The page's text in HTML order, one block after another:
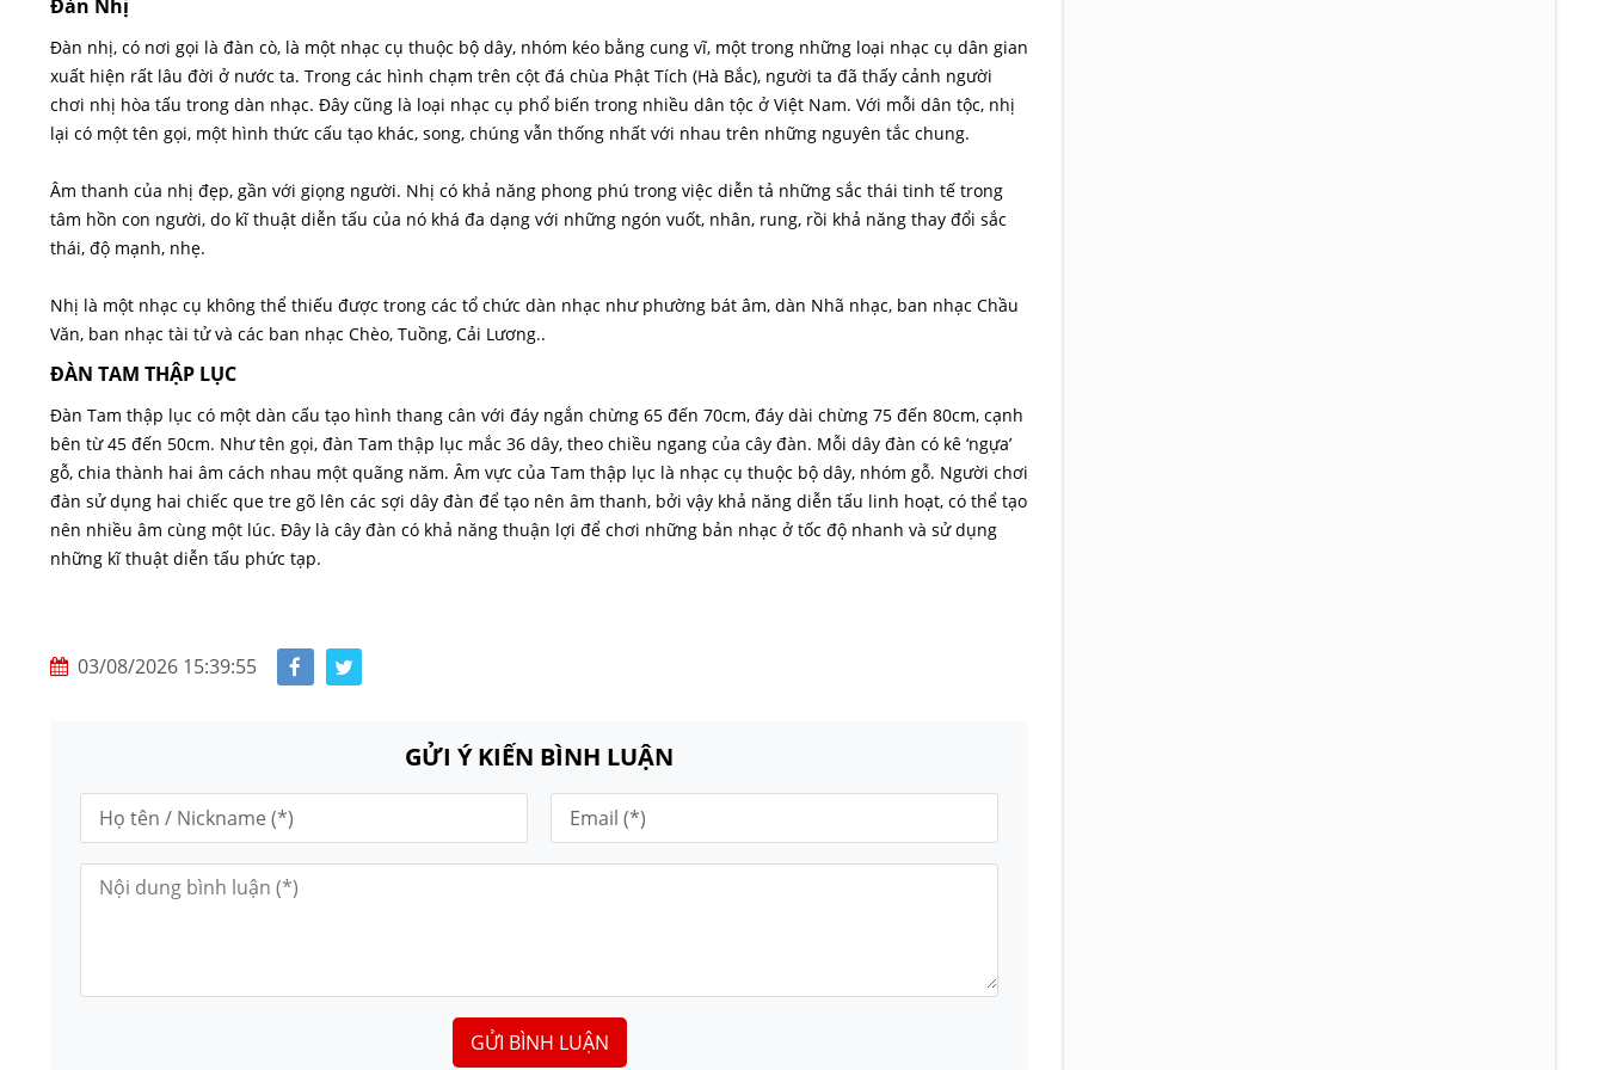
Đàn Nhị
Đàn nhị, có nơi gọi là đàn cò, là một nhạc cụ thuộc bộ dây, nhóm kéo bằng cung vĩ, một trong những loại nhạc cụ dân gian
xuất hiện rất lâu đời ở nước ta. Trong các hình chạm trên cột đá chùa Phật Tích (Hà Bắc), người ta đã thấy cảnh người
chơi nhị hòa tấu trong dàn nhạc. Đây cũng là loại nhạc cụ phổ biến trong nhiều dân tộc ở Việt Nam. Với mỗi dân tộc, nhị
lại có một tên gọi, một hình thức cấu tạo khác, song, chúng vẫn thống nhất với nhau trên những nguyên tắc chung.
Âm thanh của nhị đẹp, gần với giọng người. Nhị có khả năng phong phú trong việc diễn tả những sắc thái tinh tế trong
tâm hồn con người, do kĩ thuật diễn tấu của nó khá đa dạng với những ngón vuốt, nhân, rung, rồi khả năng thay đổi sắc
thái, độ mạnh, nhẹ.
Nhị là một nhạc cụ không thể thiếu được trong các tổ chức dàn nhạc như phường bát âm, dàn Nhã nhạc, ban nhạc Chầu
Văn, ban nhạc tài tử và các ban nhạc Chèo, Tuồng, Cải Lương..
ĐÀN TAM THẬP LỤC
Đàn Tam thập lục có một dàn cấu tạo hình thang cân với đáy ngắn chừng 65 đến 70cm, đáy dài chừng 75 đến 80cm, cạnh
bên từ 45 đến 50cm. Như tên gọi, đàn Tam thập lục mắc 36 dây, theo chiều ngang của cây đàn. Mỗi dây đàn có kê ‘ngựa’
gỗ, chia thành hai âm cách nhau một quãng năm. Âm vực của Tam thập lục là nhạc cụ thuộc bộ dây, nhóm gỗ. Người chơi
đàn sử dụng hai chiếc que tre gõ lên các sợi dây đàn để tạo nên âm thanh, bởi vậy khả năng diễn tấu linh hoạt, có thể tạo
nên nhiều âm cùng một lúc. Đây là cây đàn có khả năng thuận lợi để chơi những bản nhạc ở tốc độ nhanh và sử dụng
những kĩ thuật diễn tấu phức tạp.
03/08/2026 15:39:55
GỬI Ý KIẾN BÌNH LUẬN
GỬI BÌNH LUẬN